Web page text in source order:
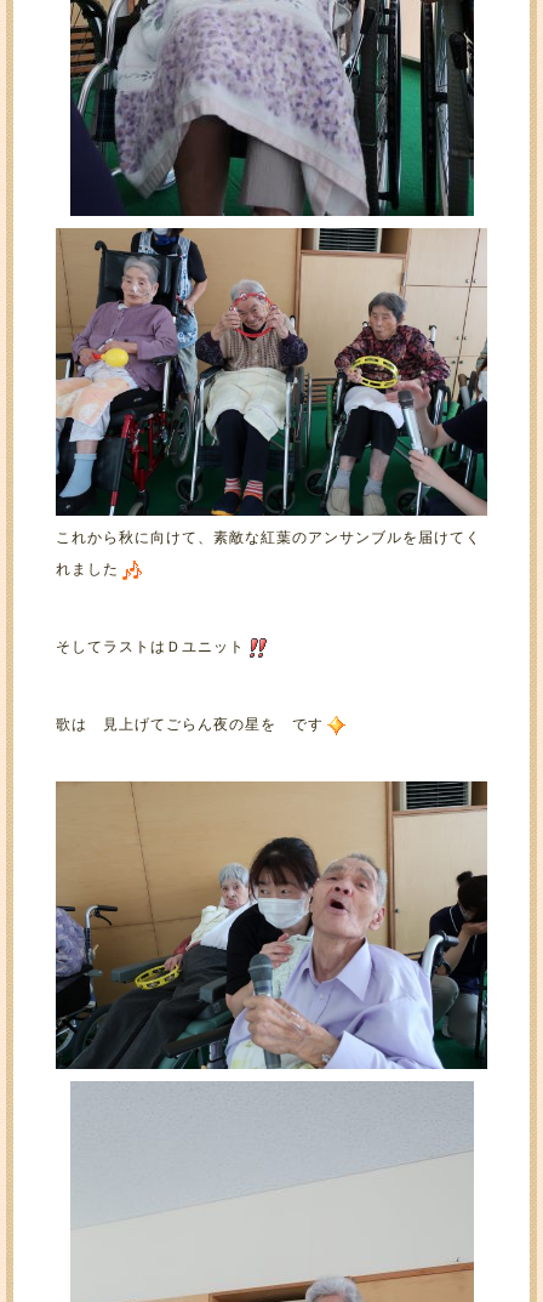
これから秋に向けて、素敵な紅葉のアンサンブルを届けてく
れました
そしてラストはＤユニット
歌は 見上げてごらん夜の星を です